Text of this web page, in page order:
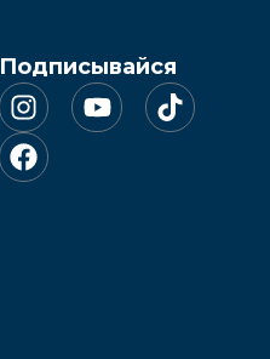
Подписывайся